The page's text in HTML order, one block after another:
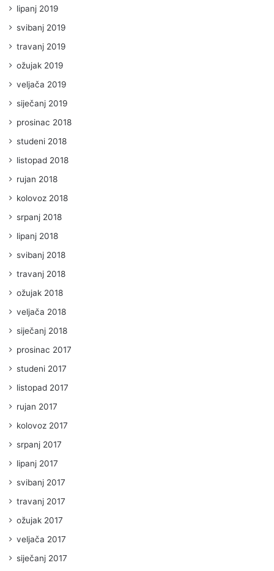
lipanj 2019
svibanj 2019
travanj 2019
ožujak 2019
veljača 2019
siječanj 2019
prosinac 2018
studeni 2018
listopad 2018
rujan 2018
kolovoz 2018
srpanj 2018
lipanj 2018
svibanj 2018
travanj 2018
ožujak 2018
veljača 2018
siječanj 2018
prosinac 2017
studeni 2017
listopad 2017
rujan 2017
kolovoz 2017
srpanj 2017
lipanj 2017
svibanj 2017
travanj 2017
ožujak 2017
veljača 2017
siječanj 2017